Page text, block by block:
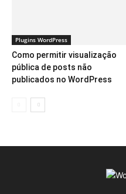
Plugins WordPress
Como permitir visualização
pública de posts não
publicados no WordPress